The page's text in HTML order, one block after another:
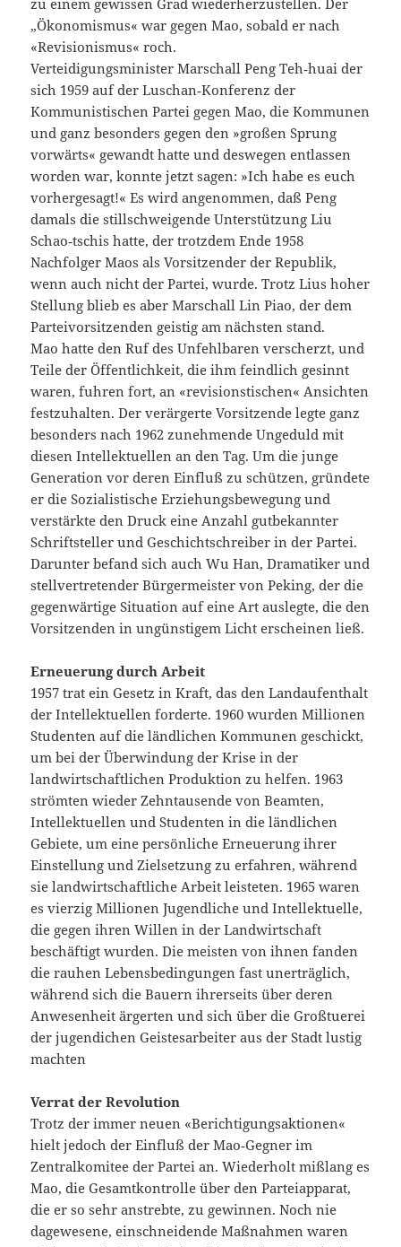
zu einem gewissen Grad wiederherzustellen. Der
„Ökonomismus« war gegen Mao, sobald er nach
«Revisionismus« roch.
Verteidigungsminister Marschall Peng Teh‑huai der
sich 1959 auf der Luschan‑Konferenz der
Kommunistischen Partei gegen Mao, die Kommunen
und ganz besonders gegen den »großen Sprung
vorwärts« gewandt hatte und deswegen entlassen
worden war, konnte jetzt sagen: »Ich habe es euch
vorhergesagt!« Es wird angenommen, daß Peng
damals die stillschweigende Unterstützung Liu
Schao‑tschis hatte, der trotzdem Ende 1958
Nachfolger Maos als Vorsitzender der Republik,
wenn auch nicht der Partei, wurde. Trotz Lius hoher
Stellung blieb es aber Marschall Lin Piao, der dem
Parteivorsitzenden geistig am nächsten stand.
Mao hatte den Ruf des Unfehlbaren verscherzt, und
Teile der Öffentlichkeit, die ihm feindlich gesinnt
waren, fuhren fort, an «revisionstischen« Ansichten
festzuhalten. Der verärgerte Vorsitzende legte ganz
besonders nach 1962 zunehmende Ungeduld mit
diesen Intellektuellen an den Tag. Um die junge
Generation vor deren Einfluß zu schützen, gründete
er die Sozialistische Erziehungsbewegung und
verstärkte den Druck eine Anzahl gutbekannter
Schriftsteller und Geschichtschreiber in der Partei.
Darunter befand sich auch Wu Han, Dramatiker und
stellvertretender Bürgermeister von Peking, der die
gegenwärtige Situation auf eine Art auslegte, die den
Vorsitzenden in ungünstigem Licht erscheinen ließ.
Erneuerung durch Arbeit
1957 trat ein Gesetz in Kraft, das den Landaufenthalt
der Intellektuellen forderte. 1960 wurden Millionen
Studenten auf die ländlichen Kommunen geschickt,
um bei der Überwindung der Krise in der
landwirtschaftlichen Produktion zu helfen. 1963
strömten wieder Zehntausende von Beamten,
Intellektuellen und Studenten in die ländlichen
Gebiete, um eine persönliche Erneuerung ihrer
Einstellung und Zielsetzung zu erfahren, während
sie landwirtschaftliche Arbeit leisteten. 1965 waren
es vierzig Millionen Jugendliche und Intellektuelle,
die gegen ihren Willen in der Landwirtschaft
beschäftigt wurden. Die meisten von ihnen fanden
die rauhen Lebensbedingungen fast unerträglich,
während sich die Bauern ihrerseits über deren
Anwesenheit ärgerten und sich über die Großtuerei
der jugendichen Geistesarbeiter aus der Stadt lustig
machten
Verrat der Revolution
Trotz der immer neuen «Berichtigungsaktionen«
hielt jedoch der Einfluß der Mao‑Gegner im
Zentralkomitee der Partei an. Wiederholt mißlang es
Mao, die Gesamtkontrolle über den Parteiapparat,
die er so sehr anstrebte, zu gewinnen. Noch nie
dagewesene, einschneidende Maßnahmen waren